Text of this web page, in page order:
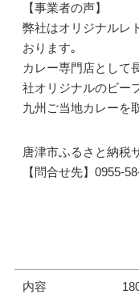
【事業者の声】
弊社はオリジナルレ
おります｡
カレー専門店として
社オリジナルのビー
九州ご当地カレーを
唐津市ふるさと納税
【問合せ先】0955-
内容